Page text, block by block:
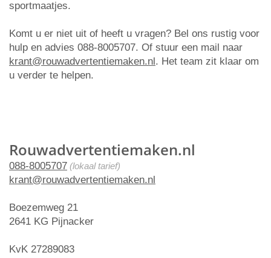
Rouwadvertentiemaken.nl
088-8005707 (lokaal tarief)
krant@rouwadvertentiemaken.nl
Boezemweg 21
2641 KG Pijnacker
KvK 27289083
sportmaatjes.
Komt u er niet uit of heeft u vragen? Bel ons rustig voor
hulp en advies 088-8005707. Of stuur een mail naar
krant@rouwadvertentiemaken.nl. Het team zit klaar om
u verder te helpen.